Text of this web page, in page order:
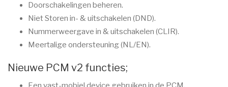
Doorschakelingen beheren.
Niet Storen in- & uitschakelen (DND).
Nummerweergave in & uitschakelen (CLIR).
Meertalige ondersteuning (NL/EN).
Nieuwe PCM v2 functies;